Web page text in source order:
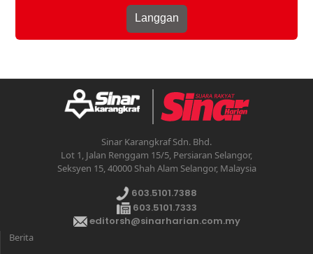
Sinar Karangkraf Sdn. Bhd.
Lot 1, Jalan Renggam 15/5, Persiaran Selangor,
Seksyen 15, 40000 Shah Alam Selangor, Malaysia
603.5101.7388
603.5101.7333
editorsh@sinarharian.com.my
Berita